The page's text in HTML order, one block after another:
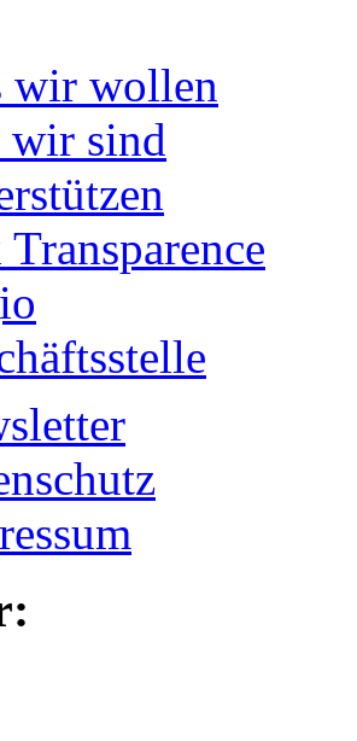
wir wollen
wir sind